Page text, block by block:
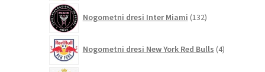
Nogometni dresi Inter Miami 132izdelkov
Nogometni dresi New York Red Bulls 4izdelki